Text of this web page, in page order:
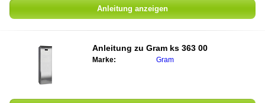
Anleitung anzeigen
Anleitung zu Gram ks 363 00
Marke: Gram